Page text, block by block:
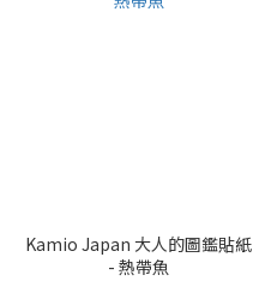
Kamio Japan 大人的圖鑑貼紙
- 熱帶魚